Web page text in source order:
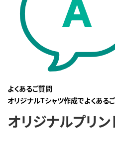
よくあるご質問
オリジナルTシャツ作成でよくある
オリジナルプリ